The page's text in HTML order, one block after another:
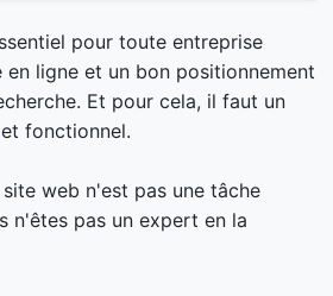
pour toute entreprise
en ligne et un bon positionnement
Et pour cela, il faut un
et fonctionnel.
web n'est pas une tâche
n'êtes pas un expert en la